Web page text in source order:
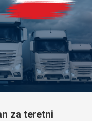
za teretni